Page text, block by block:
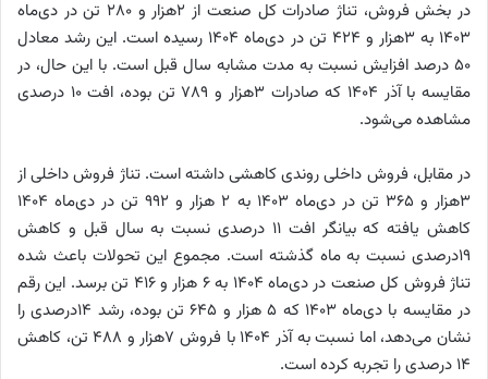
در بخش فروش، تناژ صادرات کل صنعت از ۲هزار و ۲۸۰ تن در دی‌ماه
۱۴۰۳ به ۳هزار و ۴۲۴ تن در دی‌ماه ۱۴۰۴ رسیده است. این رشد معادل
۵۰ درصد افزایش نسبت به مدت مشابه سال قبل است. با این حال، در
مقایسه با آذر ۱۴۰۴ که صادرات ۳هزار و ۷۸۹ تن بوده، افت ۱۰ درصدی
مشاهده می‌شود.
در مقابل، فروش داخلی روندی کاهشی داشته است. تناژ فروش داخلی از
۳هزار و ۳۶۵ تن در دی‌ماه ۱۴۰۳ به ۲ هزار و ۹۹۲ تن در دی‌ماه ۱۴۰۴
کاهش یافته که بیانگر افت ۱۱ درصدی نسبت به سال قبل و کاهش
۱۹درصدی نسبت به ماه گذشته است. مجموع این تحولات باعث شده
تناژ فروش کل صنعت در دی‌ماه ۱۴۰۴ به ۶ هزار و ۴۱۶ تن برسد. این رقم
در مقایسه با دی‌ماه ۱۴۰۳ که ۵ هزار و ۶۴۵ تن بوده، رشد ۱۴درصدی را
نشان می‌دهد، اما نسبت به آذر ۱۴۰۴ با فروش ۷هزار و ۴۸۸ تن، کاهش
۱۴ درصدی را تجربه کرده است.